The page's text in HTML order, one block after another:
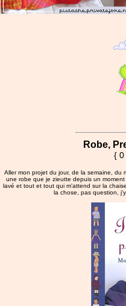
Robe,
{ 0
Aller mon projet du jour, de la semaine,
une robe que je zieutte depuis un
lavé et tout et tout qui m'attend sur la
la chose, pas question,